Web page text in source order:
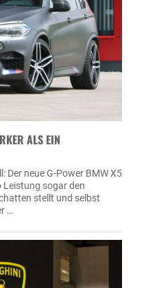
ALS EIN
Der neue G-Power BMW X5
Leistung sogar den
stellt und selbst
…